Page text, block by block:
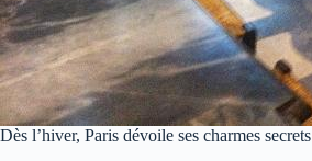
Dès l’hiver, Paris dévoile ses charmes secrets